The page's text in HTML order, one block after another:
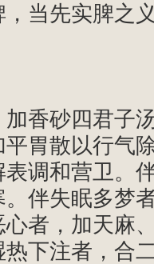
当先实脾之
香砂四君子
胃散以行气
调和营卫。
伴失眠多梦
者，加天麻
下注者，合